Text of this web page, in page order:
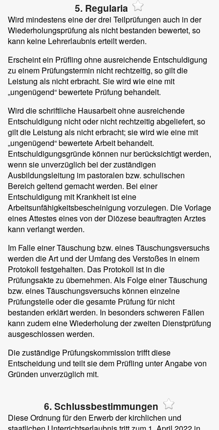
5. Regularia
Wird mindestens eine der drei Teilprüfungen auch in der
Wiederholungsprüfung als nicht bestanden bewertet, so
kann keine Lehrerlaubnis erteilt werden.
Erscheint ein Prüfling ohne ausreichende Entschuldigung
zu einem Prüfungstermin nicht rechtzeitig, so gilt die
Leistung als nicht erbracht. Sie wird wie eine mit
„ungenügend“ bewertete Prüfung behandelt.
Wird die schriftliche Hausarbeit ohne ausreichende
Entschuldigung nicht oder nicht rechtzeitig abgeliefert, so
gilt die Leistung als nicht erbracht; sie wird wie eine mit
„ungenügend“ bewertete Arbeit behandelt.
Entschuldigungsgründe können nur berücksichtigt werden,
wenn sie unverzüglich bei der zuständigen
Ausbildungsleitung im pastoralen bzw. schulischen
Bereich geltend gemacht werden. Bei einer
Entschuldigung mit Krankheit ist eine
Arbeitsunfähigkeitsbescheinigung vorzulegen. Die Vorlage
eines Attestes eines von der Diözese beauftragten Arztes
kann verlangt werden.
Im Falle einer Täuschung bzw. eines Täuschungsversuchs
werden die Art und der Umfang des Verstoßes in einem
Protokoll festgehalten. Das Protokoll ist in die
Prüfungsakte zu übernehmen. Als Folge einer Täuschung
bzw. eines Täuschungsversuchs können einzelne
Prüfungsteile oder die gesamte Prüfung für nicht
bestanden erklärt werden. In besonders schweren Fällen
kann zudem eine Wiederholung der zweiten Dienstprüfung
ausgeschlossen werden.
Die zuständige Prüfungskommission trifft diese
Entscheidung und teilt sie dem Prüfling unter Angabe von
Gründen unverzüglich mit.
6. Schlussbestimmungen
Diese Ordnung für den Erwerb der kirchlichen und